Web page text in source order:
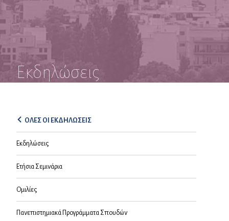
Εκδηλώσεις
ΟΛΕΣ ΟΙ ΕΚΔΗΛΩΣΕΙΣ
Εκδηλώσεις
Ετήσια Σεμινάρια
Ομιλίες
Πανεπιστημιακά Προγράμματα Σπουδών